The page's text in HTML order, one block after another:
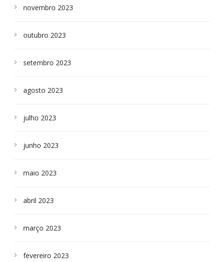
novembro 2023
outubro 2023
setembro 2023
agosto 2023
julho 2023
junho 2023
maio 2023
abril 2023
março 2023
fevereiro 2023